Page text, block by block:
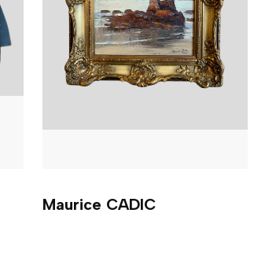
Maurice CADIC